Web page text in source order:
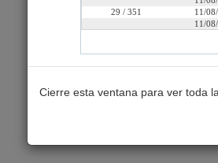
29 / 351
11/
11/
Cierre esta ventana para ver toda